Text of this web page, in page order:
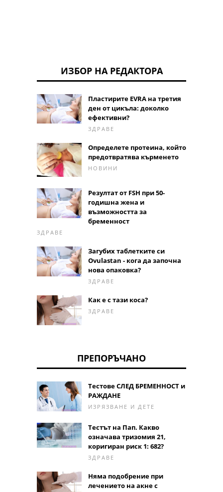
ИЗБОР НА РЕДАКТОРА
Пластирите EVRA на третия
ден от цикъла: доколко
ефективни?
ЗДРАВЕ
Определете протеина, който
предотвратява кърменето
НОВИНИ
Резултат от FSH при 50-
годишна жена и
възможността за
бременност
ЗДРАВЕ
Загубих таблетките си
Ovulastan - кога да започна
нова опаковка?
ЗДРАВЕ
Как е с тази коса?
ЗДРАВЕ
ПРЕПОРЪЧАНО
Тестове СЛЕД БРЕМЕННОСТ и
РАЖДАНЕ
ИЗРЯЗВАНЕ И ДЕТЕ
Тестът на Пап. Какво
означава тризомия 21,
коригиран риск 1: 682?
ЗДРАВЕ
Няма подобрение при
лечението на акне с